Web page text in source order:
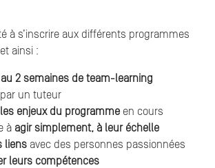
à s’inscrire aux différents programmes
ainsi :
au 2 semaines de team-learning
un tuteur
enjeux du programme en cours
à agir simplement, à leur échelle
liens avec des personnes passionnées
leurs compétences